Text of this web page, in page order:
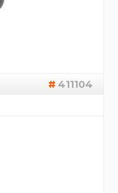
411104